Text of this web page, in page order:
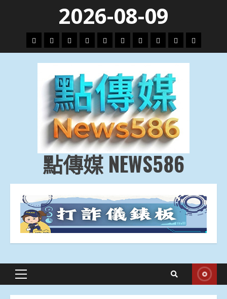
content
2026-08-09
頭
條
財
經
地
方.
會
文
教.
技
專
題
娛
樂
劇
政
治
國
際
運
動
生
活
點傳媒 NEWS586
Primary